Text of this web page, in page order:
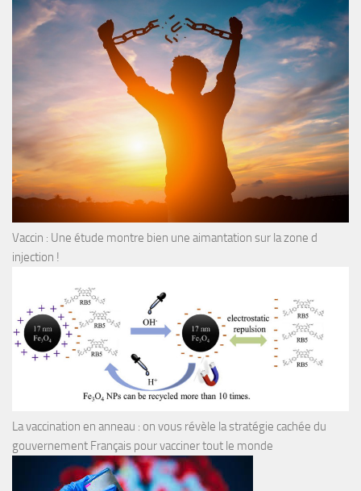
Vaccin : Une étude montre bien une aimantation sur la zone d
injection !
La vaccination en anneau : on vous révèle la stratégie cachée du
gouvernement Français pour vacciner tout le monde